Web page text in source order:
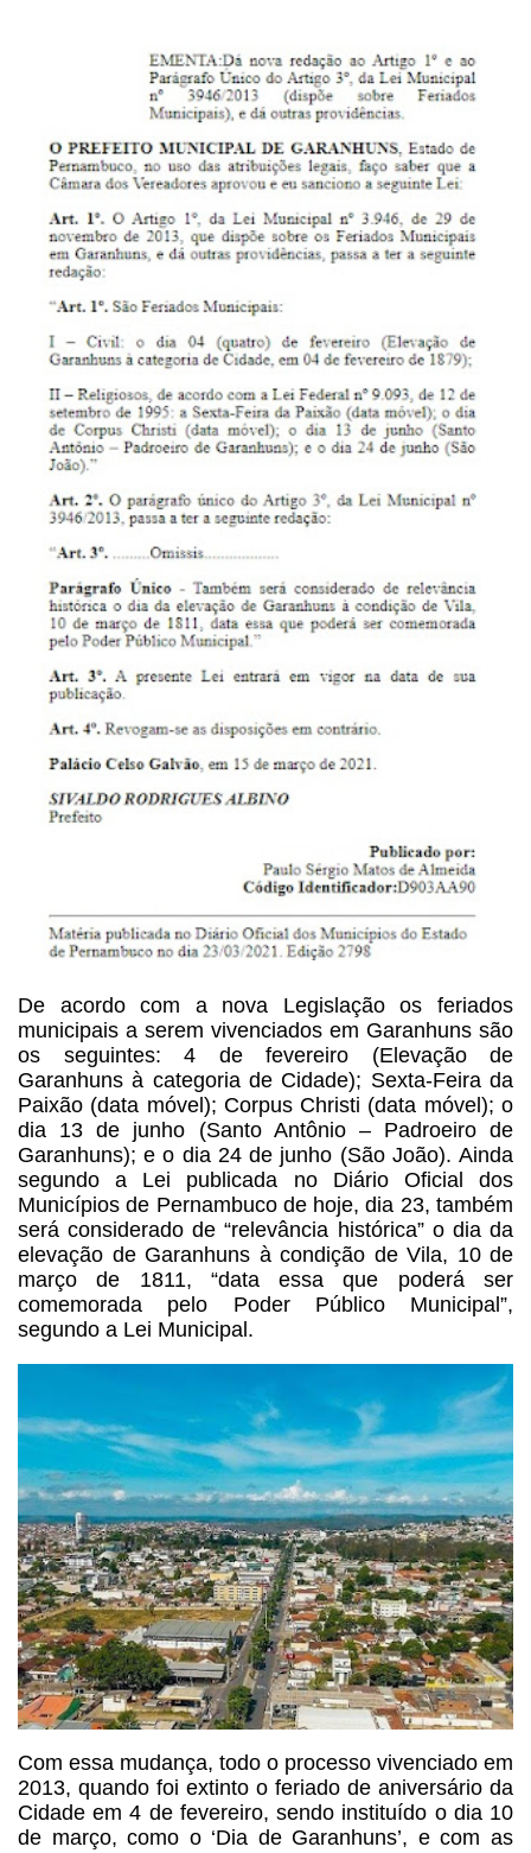
De acordo com a nova Legislação os feriados
municipais a serem vivenciados em Garanhuns são
os seguintes: 4 de fevereiro (Elevação de
Garanhuns à categoria de Cidade); Sexta-Feira da
Paixão (data móvel); Corpus Christi (data móvel); o
dia 13 de junho (Santo Antônio – Padroeiro de
Garanhuns); e o dia 24 de junho (São João). Ainda
segundo a Lei publicada no Diário Oficial dos
Municípios de Pernambuco de hoje, dia 23, também
será considerado de “relevância histórica” o dia da
elevação de Garanhuns à condição de Vila, 10 de
março de 1811, “data essa que poderá ser
comemorada pelo Poder Público Municipal”,
segundo a Lei Municipal.
Com essa mudança, todo o processo vivenciado em
2013, quando foi extinto o feriado de aniversário da
Cidade em 4 de fevereiro, sendo instituído o dia 10
de março, como o ‘Dia de Garanhuns’, e com as